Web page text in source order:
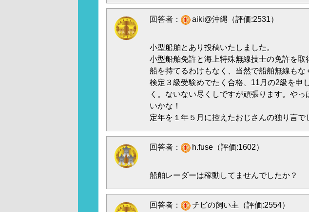
回答者： aiki@沖縄（評価:2531）
小型船舶とあり投稿いたしました。
小型船舶免許と海上特殊無線技士の免許を取
船を持てるわけもなく、当然で船舶無線もな
検定３級受験めでたく合格、11月の2級を申
く。ないない尽くしですが頑張ります。や
いかな！
定年を１年５月に控えたおじさんの独り言で
回答者： h.fuse（評価:1602）
船舶レーダーは稼動してませんでしたか？
回答者： チビの飼い主（評価:2554）